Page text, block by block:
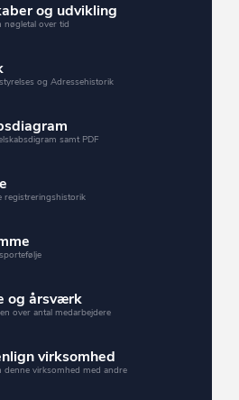
og udvikling
nøgletal over tid
og Adressehistorik
samt PDF
registreringshistorik
og årsværk
over antal medarbejdere
virksomhed
denne virksomhed med andre